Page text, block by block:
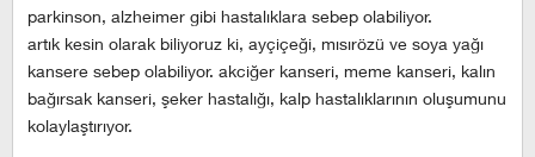
parkinson, alzheimer gibi hastalıklara sebep olabiliyor.
artık kesin olarak biliyoruz ki, ayçiçeği, mısırözü ve soya yağı
kansere sebep olabiliyor. akciğer kanseri, meme kanseri, kalın
bağırsak kanseri, şeker hastalığı, kalp hastalıklarının oluşumunu
kolaylaştırıyor.